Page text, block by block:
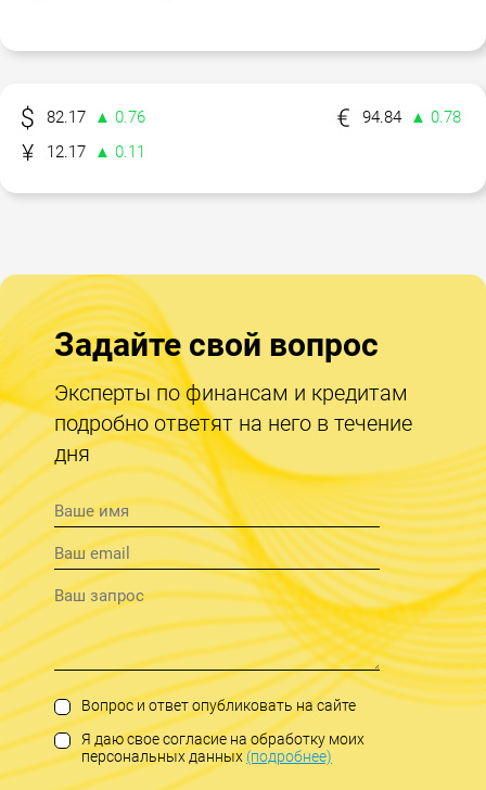
82.17 ▲ 0.76 94.84
▲ 0.78
12.17
▲ 0.11
Задайте свой вопрос
Эксперты по финансам и кредитам
подробно ответят на него в течение
дня
Вопрос и ответ опубликовать на сайте
Я даю свое согласие на обработку моих
персональных данных(подробнее)